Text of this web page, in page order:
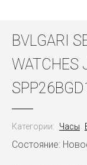
BVLGARI
WATCHES
Категории: Часы
Состояние: